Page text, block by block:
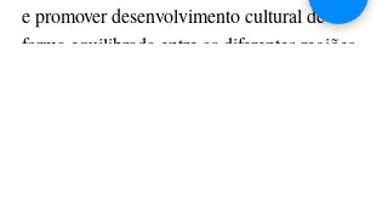
e promover desenvolvimento cultural de
forma equilibrada entre as diferentes regiões